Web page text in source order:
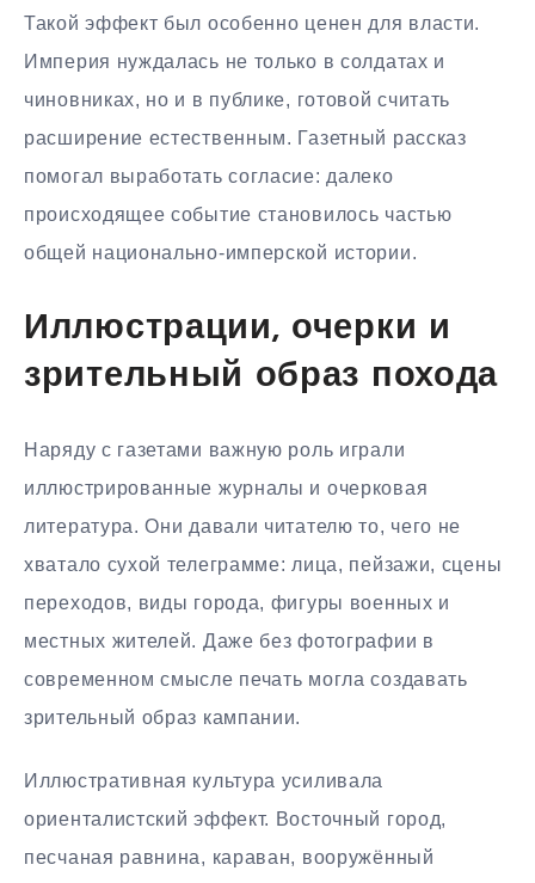
Такой эффект был особенно ценен для власти.
Империя нуждалась не только в солдатах и
чиновниках, но и в публике, готовой считать
расширение естественным. Газетный рассказ
помогал выработать согласие: далеко
происходящее событие становилось частью
общей национально-имперской истории.
Иллюстрации, очерки и
зрительный образ похода
Наряду с газетами важную роль играли
иллюстрированные журналы и очерковая
литература. Они давали читателю то, чего не
хватало сухой телеграмме: лица, пейзажи, сцены
переходов, виды города, фигуры военных и
местных жителей. Даже без фотографии в
современном смысле печать могла создавать
зрительный образ кампании.
Иллюстративная культура усиливала
ориенталистский эффект. Восточный город,
песчаная равнина, караван, вооружённый